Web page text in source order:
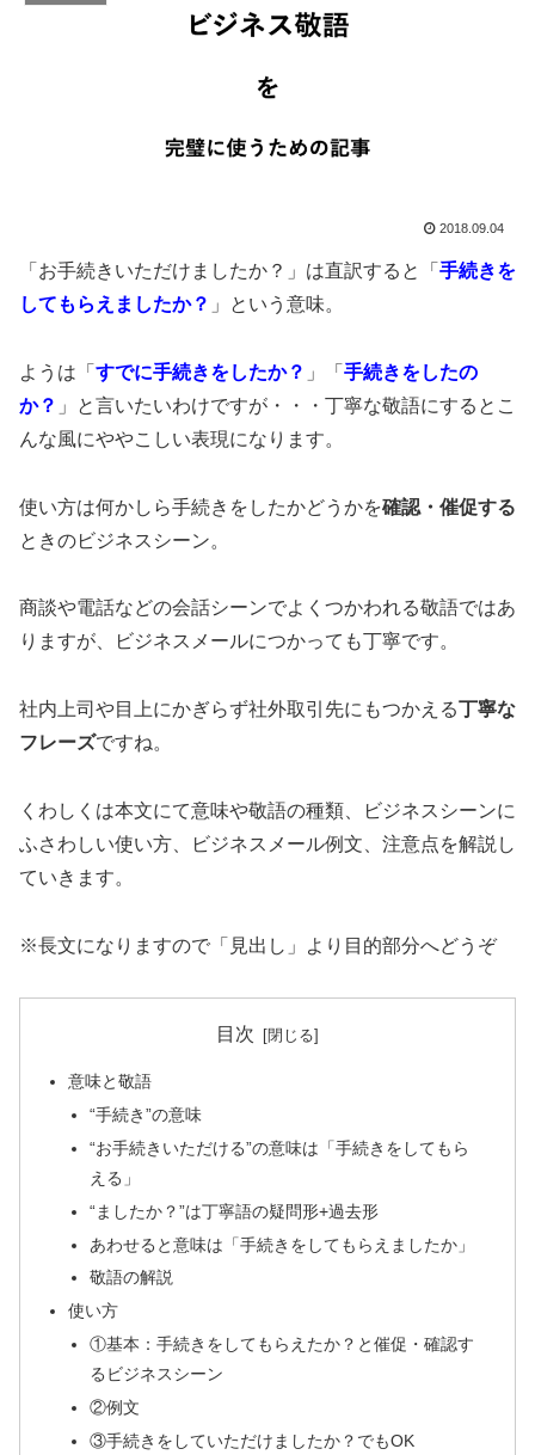
2018.09.04
「お手続きいただけましたか？」は直訳すると「 手続きを
してもらえましたか？ 」という意味。
ようは「 すでに手続きをしたか？ 」「 手続きをしたの
か？ 」と言いたいわけですが・・・丁寧な敬語にするとこ
んな風にややこしい表現になります。
使い方は何かしら手続きをしたかどうかを確認・催促する
ときのビジネスシーン。
商談や電話などの会話シーンでよくつかわれる敬語ではあ
りますが、ビジネスメールにつかっても丁寧です。
社内上司や目上にかぎらず社外取引先にもつかえる丁寧な
フレーズですね。
くわしくは本文にて意味や敬語の種類、ビジネスシーンに
ふさわしい使い方、ビジネスメール例文、注意点を解説し
ていきます。
※長文になりますので「見出し」より目的部分へどうぞ
目次
意味と敬語
“手続き”の意味
“お手続きいただける”の意味は「手続きをしてもら
える」
“ましたか？”は丁寧語の疑問形+過去形
あわせると意味は「手続きをしてもらえましたか」
敬語の解説
使い方
①基本：手続きをしてもらえたか？と催促・確認す
るビジネスシーン
②例文
③手続きをしていただけましたか？でもOK